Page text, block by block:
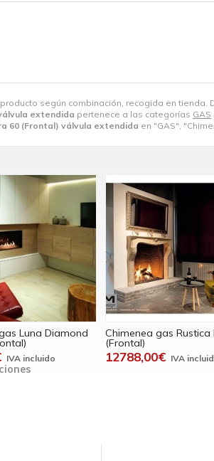
producto según combinación, recogida en
extendida pertenece a las categorías GAS
60 (Frontal) válvula extendida en "GAS",
Luna Diamond Chimenea gas Rustica
(Frontal)
12788,00€